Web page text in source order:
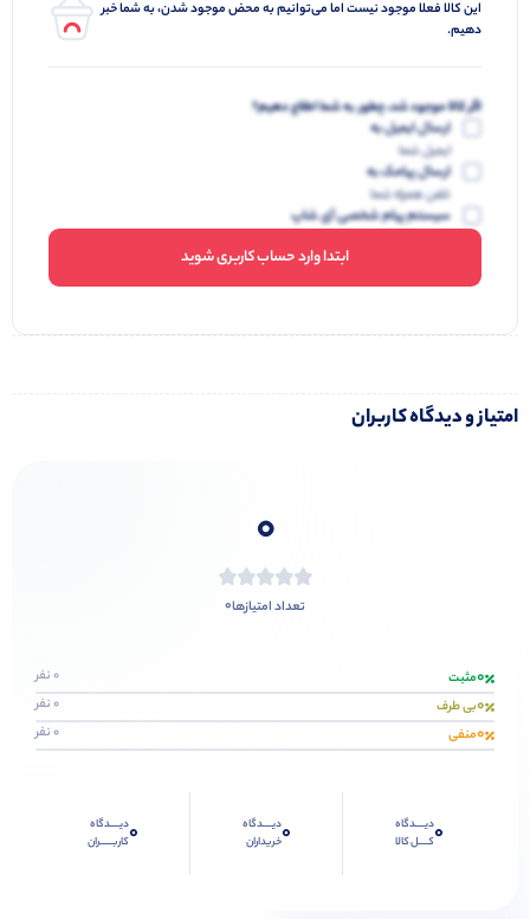
این کالا فعلا موجود نیست اما می‌توانیم به محض موجود شدن، به شما خبر
دهیم.
اگر کالا موجود شد، چطور به شما اطلاع دهیم؟
ارسال ایمیل به
ایمیل شما
ارسال پیامک به
تلفن همراه شما
سیستم پیام شخصی آی شاپ
ابتدا وارد حساب کاربری شوید
امتیاز و دیدگاه کاربران
0
تعداد امتیازها0
0مثبت 0 نفر
0بی طرف 0 نفر
0منفی 0 نفر
0دیــــدگاه
کــــل کالا
0دیــــدگاه
خریداران
0دیــــدگاه
کاربـــــران